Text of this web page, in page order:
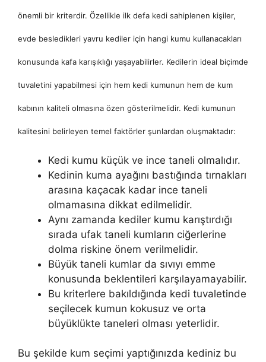
önemli bir kriterdir. Özellikle ilk defa kedi sahiplenen kişiler,
evde besledikleri yavru kediler için hangi kumu kullanacakları
konusunda kafa karışıklığı yaşayabilirler. Kedilerin ideal biçimde
tuvaletini yapabilmesi için hem kedi kumunun hem de kum
kabının kaliteli olmasına özen gösterilmelidir. Kedi kumunun
kalitesini belirleyen temel faktörler şunlardan oluşmaktadır:
Kedi kumu küçük ve ince taneli olmalıdır.
Kedinin kuma ayağını bastığında tırnakları
arasına kaçacak kadar ince taneli
olmamasına dikkat edilmelidir.
Aynı zamanda kediler kumu karıştırdığı
sırada ufak taneli kumların ciğerlerine
dolma riskine önem verilmelidir.
Büyük taneli kumlar da sıvıyı emme
konusunda beklentileri karşılayamayabilir.
Bu kriterlere bakıldığında kedi tuvaletinde
seçilecek kumun kokusuz ve orta
büyüklükte taneleri olması yeterlidir.
Bu şekilde kum seçimi yaptığınızda kediniz bu